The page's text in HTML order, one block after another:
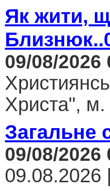
Як жити,
09/08/2026
Христа", м.
Загальне
09/08/2026
09.08.2026